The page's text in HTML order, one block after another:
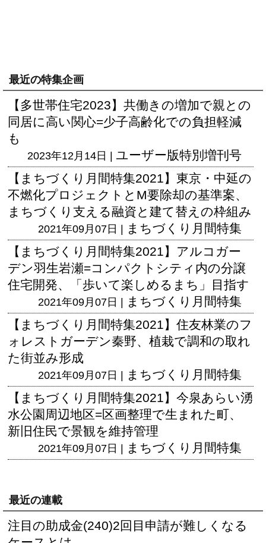
最近の特集企画
【多世帯住宅2023】共働きの増加で親との
同居に高い関心=少子高齢化での負担軽減
も
2023年12月14日 | ユーザー版特別増刊号
【まちづくり月間特集2021】東京・中延の
不燃化プロジェクトとM要除却の基準案、
まちづくり支える融資と建て替えの枠組み
2021年09月07日 | まちづくり月間特集
【まちづくり月間特集2021】アルコガー
デン羽生岩瀬=コンパクトシティ内の分譲
住宅開発、「歩いて楽しめるまち」目指す
2021年09月07日 | まちづくり月間特集
【まちづくり月間特集2021】住友林業のフ
ォレストガーデン秦野、植栽で調和の取れ
た街並み形成
2021年09月07日 | まちづくり月間特集
【まちづくり月間特集2021】今泉あらい湧
水公園周辺地区=区画整理で生まれた町、
新旧住民で景観を維持管理
2021年09月07日 | まちづくり月間特集
最近の連載
注目の助成金(240)2回目申請が難しくなる